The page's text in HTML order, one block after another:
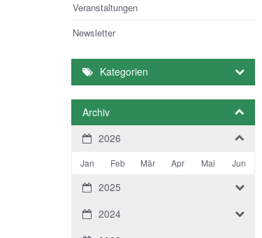
Veranstaltungen
Newsletter
Kategorien
Archiv
2026
Jan Feb Mär Apr Mai Jun
2025
2024